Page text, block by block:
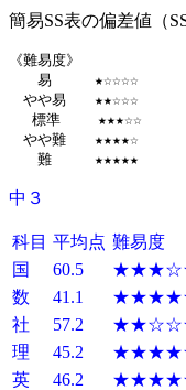
簡易SS表の偏差値（
《難易度》
易　　　★☆☆☆☆
やや易　　★★☆☆☆
標準 　　★★★☆☆
やや難　　★★★★☆
中３
科目 平均点 難易度
国
60.5
数
41.1
社
57.2
理
45.2
英
46.2